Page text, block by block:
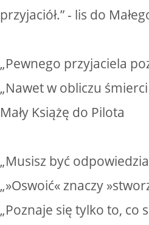
przyjaciół.” - lis do
„Pewnego przyjaciela
„Nawet w obliczu
Mały Książę do Pilota
„Musisz być
„»Oswoić« znaczy
„Poznaje się tylko to, co